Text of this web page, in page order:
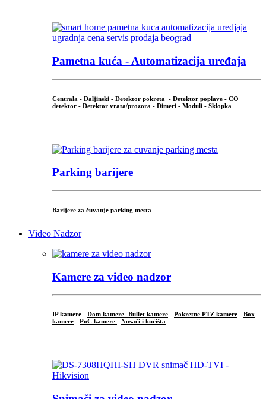
Pametna kuća - Automatizacija uređaja
Centrala - Daljinski - Detektor pokreta - Detektor poplave - CO
detektor - Detektor vrata/prozora - Dimeri - Moduli - Sklopka
Parking barijere
Barijere za čuvanje parking mesta
Video Nadzor
Kamere za video nadzor
IP kamere - Dom kamere -Bullet kamere - Pokretne PTZ kamere - Box
kamere - PoC kamere - Nosači i kućišta